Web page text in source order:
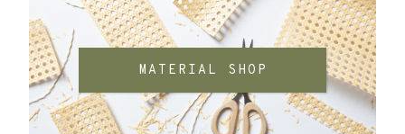
MATERIAL SHOP